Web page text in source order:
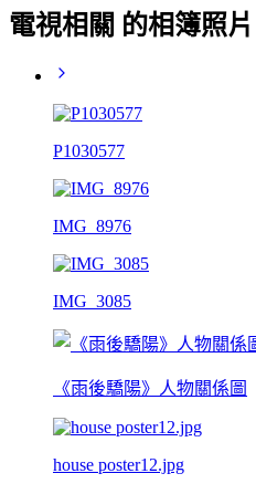
電視相關 的相簿照片
P1030577
IMG_8976
IMG_3085
《雨後驕陽》人物關係圖
house poster12.jpg